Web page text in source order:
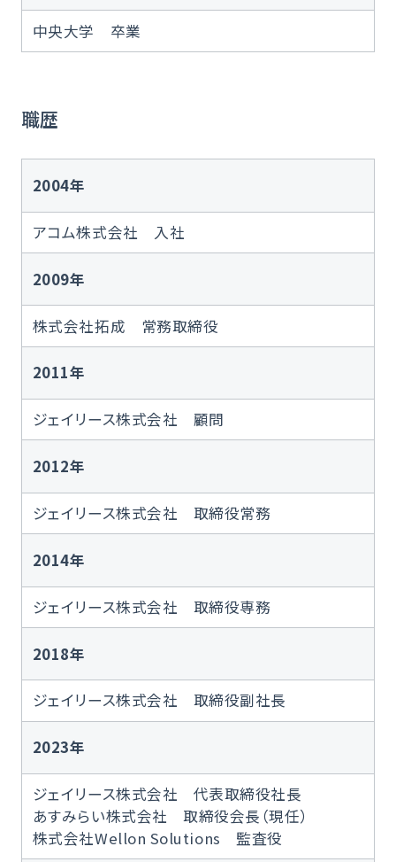
中央大学 卒業
職歴
2004年
アコム株式会社 入社
2009年
株式会社拓成 常務取締役
2011年
ジェイリース株式会社 顧問
2012年
ジェイリース株式会社 取締役常務
2014年
ジェイリース株式会社 取締役専務
2018年
ジェイリース株式会社 取締役副社長
2023年
ジェイリース株式会社 代表取締役社長
あすみらい株式会社 取締役会長（現任）
株式会社Wellon Solutions 監査役